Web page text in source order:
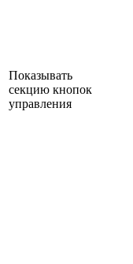
Показывать
секцию кнопок
управления